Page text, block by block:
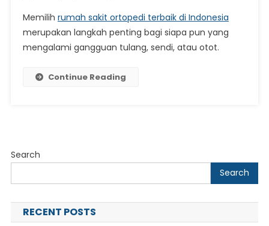
Memilih rumah sakit ortopedi terbaik di Indonesia
merupakan langkah penting bagi siapa pun yang
mengalami gangguan tulang, sendi, atau otot.
Continue Reading
Search
Search
RECENT POSTS